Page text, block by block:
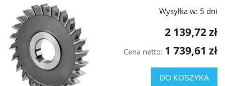
Wysyłka w: 5 dni
2 139,72 zł
Cena netto: 1 739,61 zł
DO KOSZYKA